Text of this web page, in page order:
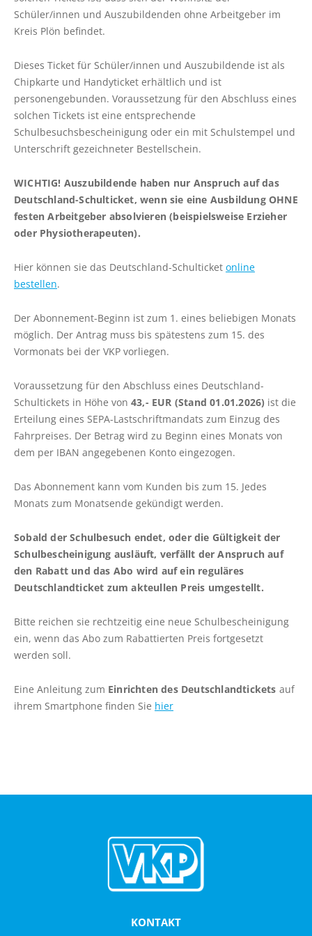
Linie 360: Vollsperrung der K14
Wankendorf-Perdoel
Komfortzuschlag („ALFA Euro") für ALFA-
Fahrten ab 01.04.2026
Vorübergehende Einstellung der ALFA-
Wochenend-/Feiertagsfahrten im Bereich
Plön
Vollsperrung der Straße Eichkamp in
Vollsperrung der Segeberger Landstraße in
Bornhöved
Fahrkarten
Schlichtungsstelle
FAHRPLÄNE
Linienfahrpläne
Liniennetzpläne
ALFA Plön
ALFA Lütjenburg
ALFA Selent
ALFA Bokhorst-Wankendorf
Weitere Verkehrsunternehmen
Online bestellen
Die häufigsten Fragen
Hinweise zu Erwachsenenmonatskarten
Deutschland-Schulticket
Busfahrer (m/w/d) in Vollzeit für die
Bauingenieur (m/w/d)
Objekt-/Liegenschaftsbetreuung
question
to
get
the
keyboard
shortcuts
for
dates.
Schüler/innen und Auszubildenden ohne Arbeitgeber im
Kreis Plön befindet.
Dieses Ticket für Schüler/innen und Auszubildende ist als
Chipkarte und Handyticket erhältlich und ist
personengebunden. Voraussetzung für den Abschluss eines
solchen Tickets ist eine entsprechende
Schulbesuchsbescheinigung oder ein mit Schulstempel und
Unterschrift gezeichneter Bestellschein.
WICHTIG! Auszubildende haben nur Anspruch auf das
Deutschland-Schulticket, wenn sie eine Ausbildung OHNE
festen Arbeitgeber absolvieren (beispielsweise Erzieher
oder Physiotherapeuten).
Hier können sie das Deutschland-Schulticket online
bestellen.
Der Abonnement-Beginn ist zum 1. eines beliebigen Monats
möglich. Der Antrag muss bis spätestens zum 15. des
Vormonats bei der VKP vorliegen.
Voraussetzung für den Abschluss eines Deutschland-
Schultickets in Höhe von 43,- EUR (Stand 01.01.2026) ist die
Erteilung eines SEPA-Lastschriftmandats zum Einzug des
Fahrpreises. Der Betrag wird zu Beginn eines Monats von
dem per IBAN angegebenen Konto eingezogen.
Das Abonnement kann vom Kunden bis zum 15. Jedes
Monats zum Monatsende gekündigt werden.
Sobald der Schulbesuch endet, oder die Gültigkeit der
Schulbescheinigung ausläuft, verfällt der Anspruch auf
den Rabatt und das Abo wird auf ein reguläres
Deutschlandticket zum akteullen Preis umgestellt.
Bitte reichen sie rechtzeitig eine neue Schulbescheinigung
ein, wenn das Abo zum Rabattierten Preis fortgesetzt
werden soll.
Eine Anleitung zum Einrichten des Deutschlandtickets auf
ihrem Smartphone finden Sie hier
KONTAKT